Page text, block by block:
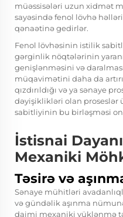
müəssisələri uzun xidmət
sayəsində fenol lövhə
qənaətinə gedirlər.
Fenol lövhəsinin istilik
gərginlik nöqtələrinin
genişlənməsini və
müqavimətini daha da
qızdırıldığı və ya sənaye
dəyişiklikləri olan proseslər
sabitliyinin bu birləşməsi
İstisnai
Mexaniki
Təsirə və
Sənaye mühitləri
və gündəlik aşınma
daimi mexaniki yüklənmə